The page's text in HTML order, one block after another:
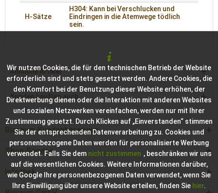
H-Sätze
H304: Kann bei Verschlucken und
Eindringen in die Atemwege tödlich
sein.
Ähnliche Artikel
Kunden kauften auch
Bioraum Kundenberatung
Shop Service
Infothek
Wir nutzen Cookies, die für den technischen Betrieb der Website
erforderlich sind und stets gesetzt werden. Andere Cookies, die
den Komfort bei der Benutzung dieser Website erhöhen, der
Direktwerbung dienen oder die Interaktion mit anderen Websites
und sozialen Netzwerken vereinfachen, werden nur mit Ihrer
Zustimmung gesetzt. Durch Klicken auf „Einverstanden“ stimmen
Sie der entsprechenden Datenverarbeitung zu. Cookies und
personenbezogene Daten werden für personalisierte Werbung
verwendet. Falls Sie dem nicht zustimmen , beschränken wir uns
auf die wesentlichen Cookies. Weitere Informationen darüber,
wie Google Ihre personenbezogenen Daten verwendet, wenn Sie
Ihre Einwilligung über unsere Website erteilen, finden Sie hier.